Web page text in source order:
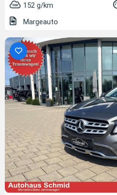
152 g/km
Margeauto